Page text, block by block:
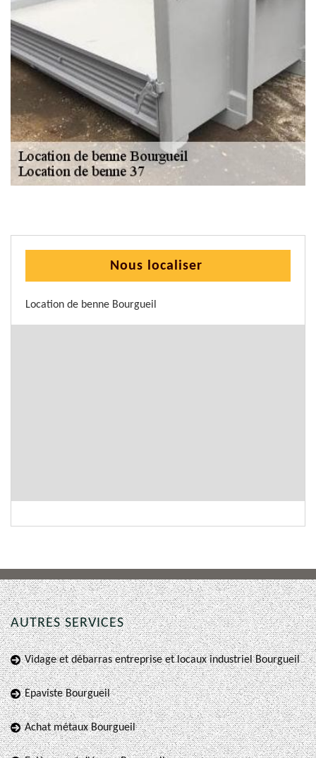
Nous localiser
Location de benne Bourgueil
AUTRES SERVICES
Vidage et débarras entreprise et locaux industriel Bourgueil
Epaviste Bourgueil
Achat métaux Bourgueil